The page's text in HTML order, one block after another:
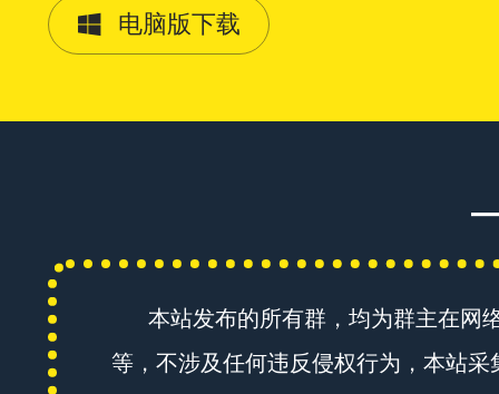
电脑版下载
本站发布的所有群，均为群主在网
等，不涉及任何违反侵权行为，本站